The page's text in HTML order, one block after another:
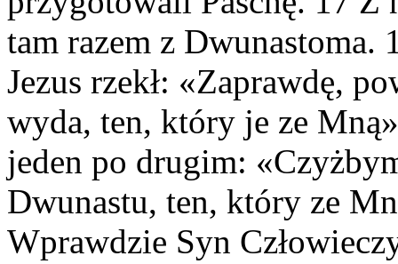
tam razem z
Jezus rzekł: «Zaprawdę,
wyda, ten, który je ze
jeden po drugim:
Dwunastu, ten, który ze
Wprawdzie Syn